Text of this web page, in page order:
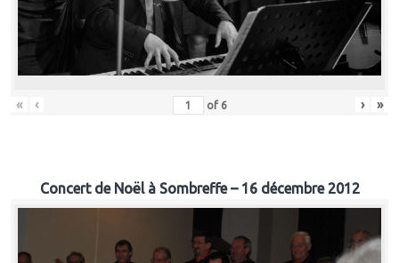
« ‹ of 6 › »
Concert de Noël à Sombreffe – 16 décembre 2012